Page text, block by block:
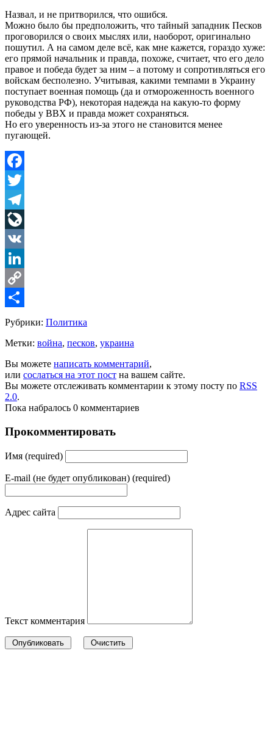
Назвал, и не притворился, что ошибся.
Можно было бы предположить, что тайный западник Песков
проговорился о своих мыслях или, наоборот, оригинально
пошутил. А на самом деле всё, как мне кажется, гораздо хуже:
его прямой начальник и правда, похоже, считает, что его дело
правое и победа будет за ним – а потому и сопротивляться его
войскам бесполезно. Учитывая, какими темпами в Украину
поступает военная помощь (да и отмороженность военного
руководства РФ), некоторая надежда на какую-то форму
победы у ВВХ и правда может сохраняться.
Но его уверенность из-за этого не становится менее
пугающей.
Facebook
Twitter
Telegram
LiveJournal
VK
LinkedIn
Copy
Link
Share
Рубрики: Политика
Метки: война, песков, украина
Вы можете написать комментарий,
или сослаться на этот пост на вашем сайте.
Вы можете отслеживать комментарии к этому посту по RSS
2.0.
Пока набралось 0 комментариев
Прокомментировать
Имя (required)
E-mail (не будет опубликован) (required)
Адрес сайта
Текст комментария